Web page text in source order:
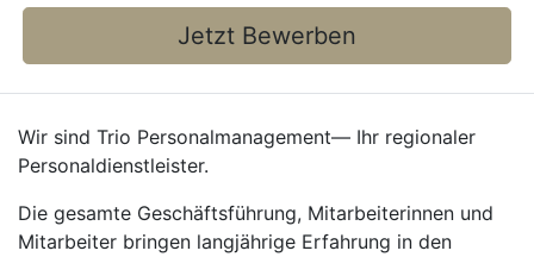
Jetzt Bewerben
Wir sind Trio Personalmanagement— Ihr regionaler
Personaldienstleister.
Die gesamte Geschäftsführung, Mitarbeiterinnen und
Mitarbeiter bringen langjährige Erfahrung in den